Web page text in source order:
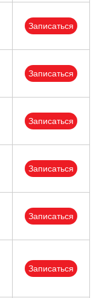
Записаться
Записаться
Записаться
Записаться
Записаться
Записаться